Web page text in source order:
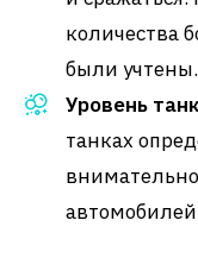
количества
были учтены.
Уровень
танках